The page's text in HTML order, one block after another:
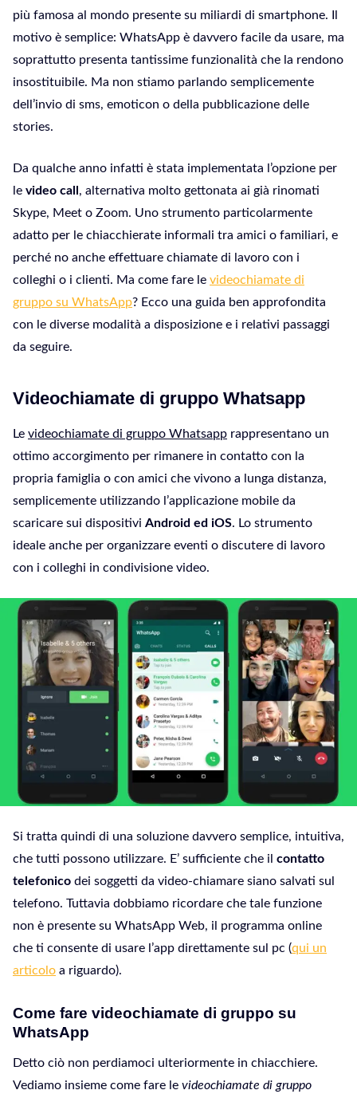
più famosa al mondo presente su miliardi di smartphone. Il
motivo è semplice: WhatsApp è davvero facile da usare, ma
soprattutto presenta tantissime funzionalità che la rendono
insostituibile. Ma non stiamo parlando semplicemente
dell’invio di sms, emoticon o della pubblicazione delle
stories.
Da qualche anno infatti è stata implementata l’opzione per
le video call , alternativa molto gettonata ai già rinomati
Skype, Meet o Zoom. Uno strumento particolarmente
adatto per le chiacchierate informali tra amici o familiari, e
perché no anche effettuare chiamate di lavoro con i
colleghi o i clienti. Ma come fare le videochiamate di
gruppo su WhatsApp? Ecco una guida ben approfondita
con le diverse modalità a disposizione e i relativi passaggi
da seguire.
Videochiamate di gruppo Whatsapp
Le videochiamate di gruppo Whatsapp rappresentano un
ottimo accorgimento per rimanere in contatto con la
propria famiglia o con amici che vivono a lunga distanza,
semplicemente utilizzando l’applicazione mobile da
scaricare sui dispositivi Android ed iOS. Lo strumento
ideale anche per organizzare eventi o discutere di lavoro
con i colleghi in condivisione video.
Si tratta quindi di una soluzione davvero semplice, intuitiva,
che tutti possono utilizzare. E’ sufficiente che il contatto
telefonico dei soggetti da video-chiamare siano salvati sul
telefono. Tuttavia dobbiamo ricordare che tale funzione
non è presente su WhatsApp Web, il programma online
che ti consente di usare l’app direttamente sul pc (qui un
articolo a riguardo).
Come fare videochiamate di gruppo su
WhatsApp
Detto ciò non perdiamoci ulteriormente in chiacchiere.
Vediamo insieme come fare le videochiamate di gruppo